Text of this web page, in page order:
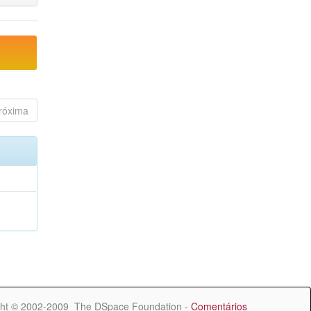
© 2002-2009 The DSpace Foundation - Comentários